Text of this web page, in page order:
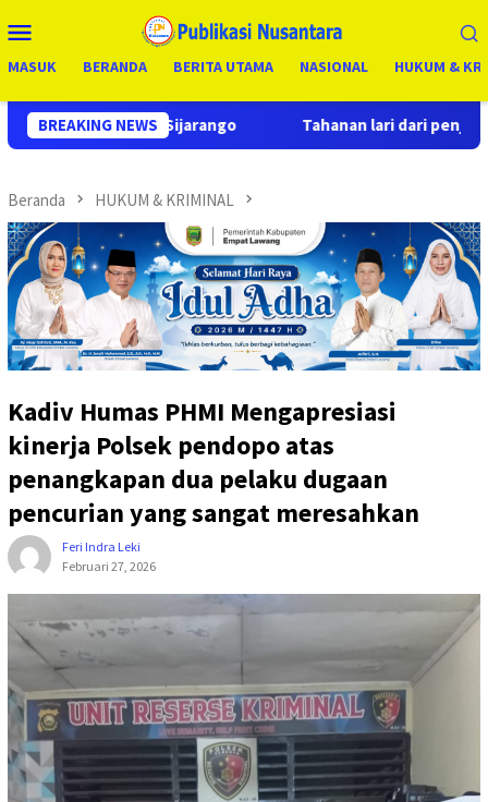
ke
Mobile
MASUK BERANDA BERITA UTAMA NASIONAL HUKUM &
BREAKING NEWS
Tahanan lari dari penjara kembali di tangkap oleh
Beranda HUKUM & KRIMINAL
Kadiv Humas PHMI Mengapresiasi
kinerja Polsek pendopo atas
penangkapan dua pelaku dugaan
pencurian yang sangat meresahkan
Feri Indra Leki
Februari 27, 2026